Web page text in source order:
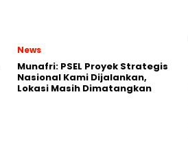
News
Munafri: PSEL Proyek Strategis
Nasional Kami Dijalankan,
Lokasi Masih Dimatangkan